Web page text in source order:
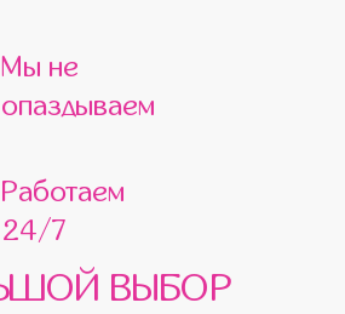
Мы не
опаздываем
Работаем
24/7